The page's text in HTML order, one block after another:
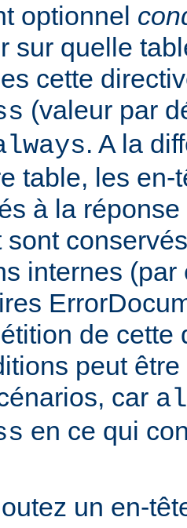
optionnel
sur quelle
cette
(valeur par
. A la
table, les en-
à la
sont
internes (par
de cette
peut
car
en ce qui
un en-